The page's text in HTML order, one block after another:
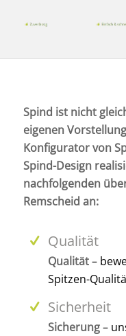
Spind ist nicht
eigenen
Konfigurator von
Spind-Design
nachfolgenden
Remscheid an:
Qualität
Qualität–
Spitzen-
Sicherheit
Sicherung–